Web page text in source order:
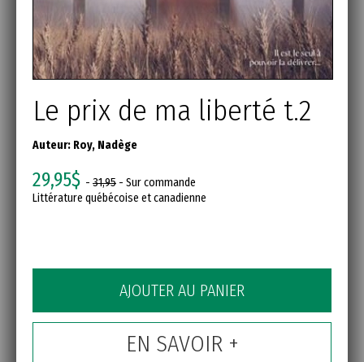
Le prix de ma liberté t.2
Auteur: Roy, Nadège
29,95$ - 31,95 - Sur commande
Littérature québécoise et canadienne
AJOUTER AU PANIER
EN SAVOIR +